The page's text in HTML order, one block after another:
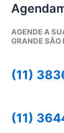
AGENDE A
GRANDE SÃO
(11)
(11)